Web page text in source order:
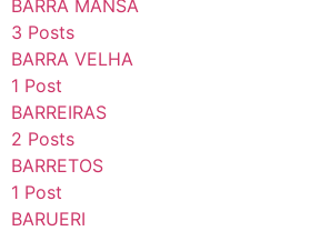
BARRA MANSA
3 Posts
BARRA VELHA
1 Post
BARREIRAS
2 Posts
BARRETOS
1 Post
BARUERI